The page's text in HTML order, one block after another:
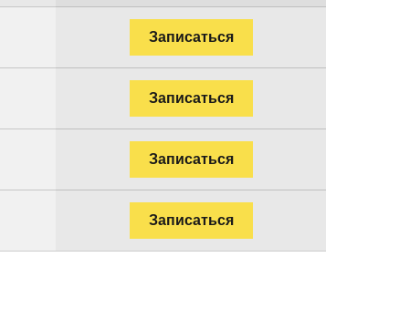
Записаться
Записаться
Записаться
Записаться